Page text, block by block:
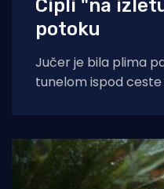
Cipli "na
potoku
Jučer je bila plima
tunelom ispod